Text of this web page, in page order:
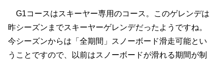
G1コースはスキーヤー専用のコース。このゲレンデは
昨シーズンまでスキーヤーゲレンデだったようですね。
今シーズンからは「全期間」スノーボード滑走可能とい
うことですので、以前はスノーボードが滑れる期間が制